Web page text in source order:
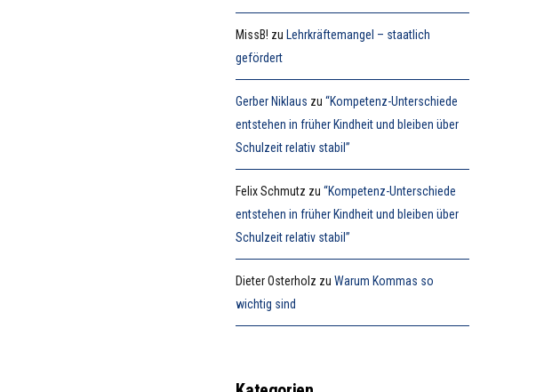
MissB! zu Lehrkräftemangel – staatlich
gefördert
Gerber Niklaus zu“Kompetenz-Unterschiede
entstehen in früher Kindheit und bleiben über
Schulzeit relativ stabil”
Felix Schmutz zu“Kompetenz-Unterschiede
entstehen in früher Kindheit und bleiben über
Schulzeit relativ stabil”
Dieter Osterholz zuWarum Kommas so
wichtig sind